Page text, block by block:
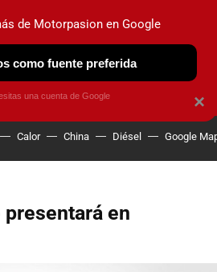
OBSERVATORIO
Calor China Diésel Google
presentará en
×
de Motorpasion en Google
como fuente preferida
una cuenta de Google